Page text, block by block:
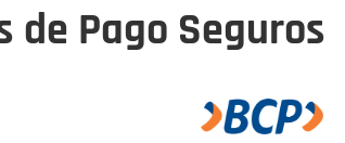
de Pago Seguros